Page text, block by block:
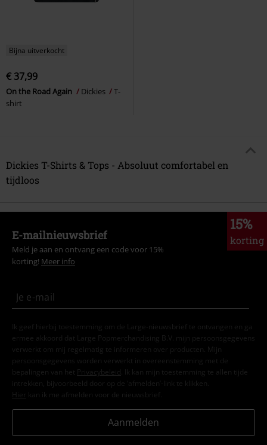
Bijna uitverkocht
€ 37,99
On the Road Again Dickies
T-
shirt
Dickies T-Shirts & Tops - Absoluut comfortabel en
tijdloos
15%
korting
E-mailnieuwsbrief
Meld je aan en ontvang een code voor 15%
korting! Meer info
Ik geef hierbij toestemming om de Large-nieuwsbrief te ontvangen en ga
ermee akkoord dat Large Popmerchandising B.V. mijn persoonsgegevens
verwerkt om mij regelmatig te informeren over producten. Mijn
persoonsgegevens worden verwerkt in overeenstemming met de
bepalingen van het
Privacybeleid . Ik kan mijn toestemming te allen tijde
intrekken, bijvoorbeeld door op de ‘afmelden’-link te klikken.
Hier kan ik me afmelden voor de nieuwsbrief.
Aanmelden